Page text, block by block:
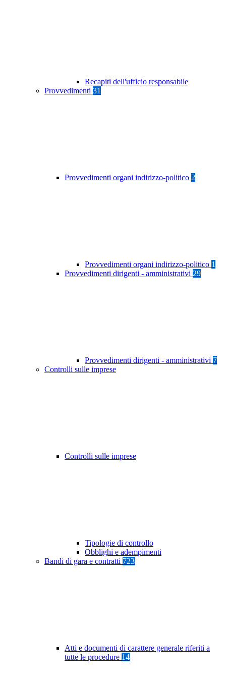
Recapiti dell'ufficio responsabile
Provvedimenti 31
Provvedimenti organi indirizzo-politico 2
Provvedimenti organi indirizzo-politico 1
Provvedimenti dirigenti - amministrativi 29
Provvedimenti dirigenti - amministrativi 7
Controlli sulle imprese
Controlli sulle imprese
Tipologie di controllo
Obblighi e adempimenti
Bandi di gara e contratti 723
Atti e documenti di carattere generale riferiti a
tutte le procedure 14